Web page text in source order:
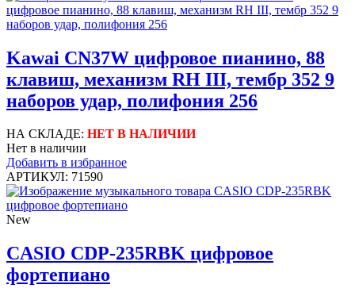
Kawai CN37W цифровое пианино, 88
клавиш, механизм RH III, тембр 352 9
наборов удар, полифония 256
НА СКЛАДЕ: НЕТ В НАЛИЧИИ
Нет в наличии
Добавить в избранное
АРТИКУЛ: 71590
New
CASIO CDP-235RBK цифровое
фортепиано